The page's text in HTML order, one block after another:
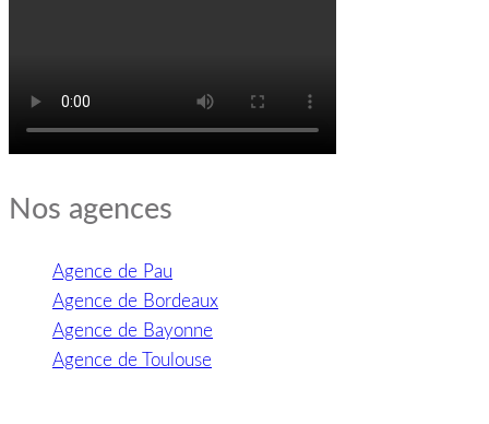
Nos agences
Agence de Pau
Agence de Bordeaux
Agence de Bayonne
Agence de Toulouse